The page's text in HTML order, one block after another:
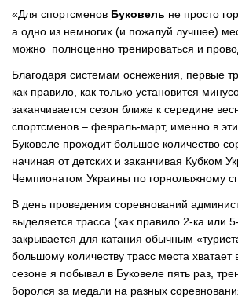
«Для спортсменов Буковель не просто
а одно из немногих (и пожалуй лучшее)
можно полноценно тренироваться и
Благодаря системам оснежения, первые
как правило, как только установится
заканчивается сезон ближе к середине
спортсменов – февраль-март, именно в
Буковеле проходит большое количество
начиная от детских и заканчивая Кубком
Чемпионатом Украины по горнолыжному
В день проведения соревнований
выделяется трасса (как правило 2-ка или
закрывается для катания обычным
большому количеству трасс места
сезоне я побывал в Буковеле пять раз,
боролся за медали на разных